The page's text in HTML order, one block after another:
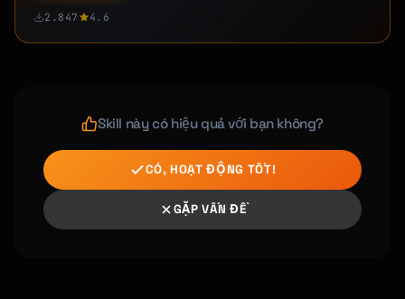
2.847 4.6
Skill này có hiệu quả với bạn không?
CÓ, HOẠT ĐỘNG TỐT!
GẶP VẤN ĐỀ